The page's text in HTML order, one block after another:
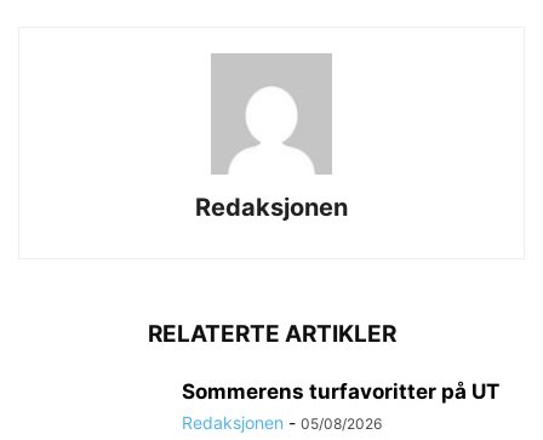
Redaksjonen
RELATERTE ARTIKLER
Sommerens turfavoritter på UT
Redaksjonen - 05/08/2026